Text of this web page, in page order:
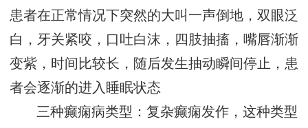
患者在正常情况下突然的大叫一声倒地，双眼泛
白，牙关紧咬，口吐白沫，四肢抽搐，嘴唇渐渐
变紫，时间比较长，随后发生抽动瞬间停止，患
者会逐渐的进入睡眠状态
三种癫痫病类型：复杂癫痫发作，这种类型